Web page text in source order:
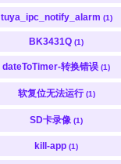
tuya_ipc_notify_alarm (1)
BK3431Q (1)
dateToTimer-转换错误 (1)
软复位无法运行 (1)
SD卡录像 (1)
kill-app (1)